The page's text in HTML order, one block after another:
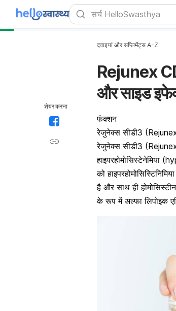
शेयर करना
दवाइयां और सप्लिमेंट्स A-Z
Rejunex
और साइड
फंक्शन
रेजुनेक्स सीडी3
रेजुनेक्स सीडी3
हाइपरहोमोसिस्टेनेमिया
को
है और साथ ही
के रूप में अल्फा लिपोइक